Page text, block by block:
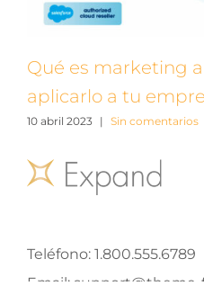
Qué es marketing
aplicarlo a tu
10 abril 2023 | Sin comentarios
Teléfono: 1.800.555.6789
Email: support@theme-